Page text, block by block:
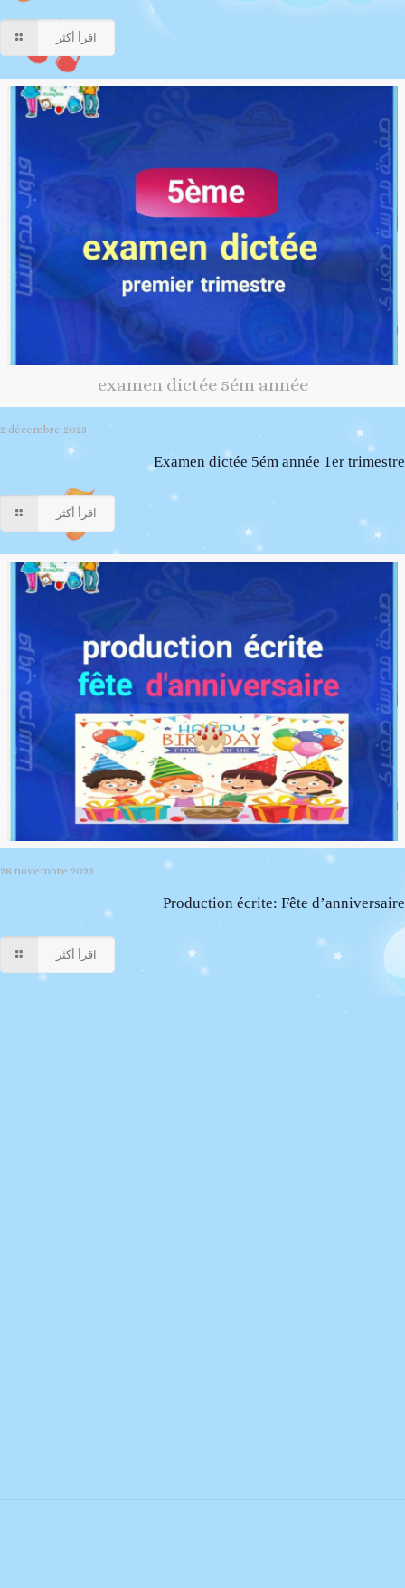
اقرأ أكثر
examen dictée 5ém année
2 décembre 2023
Examen dictée 5ém année 1er trimestre
اقرأ أكثر
28 novembre 2023
Production écrite: Fête d’anniversaire
اقرأ أكثر